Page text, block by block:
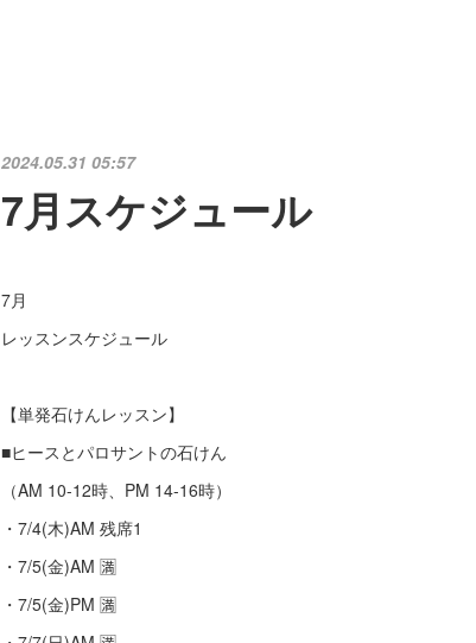
2024.05.31 05:57
7月スケジュール
7月
レッスンスケジュール
【単発石けんレッスン】
■ヒースとパロサントの石けん
（AM 10-12時、PM 14-16時）
・7/4(木)AM 残席1
・7/5(金)AM 🈵
・7/5(金)PM 🈵